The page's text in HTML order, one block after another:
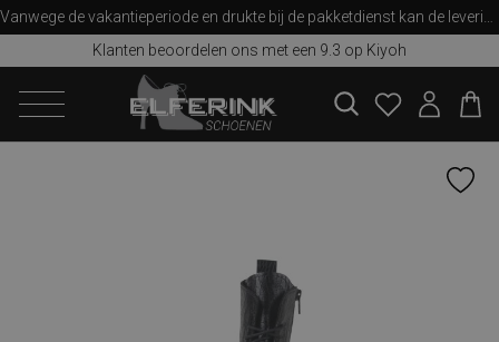
Klanten beoordelen ons met een 9.3 op Kiyoh
zoeken